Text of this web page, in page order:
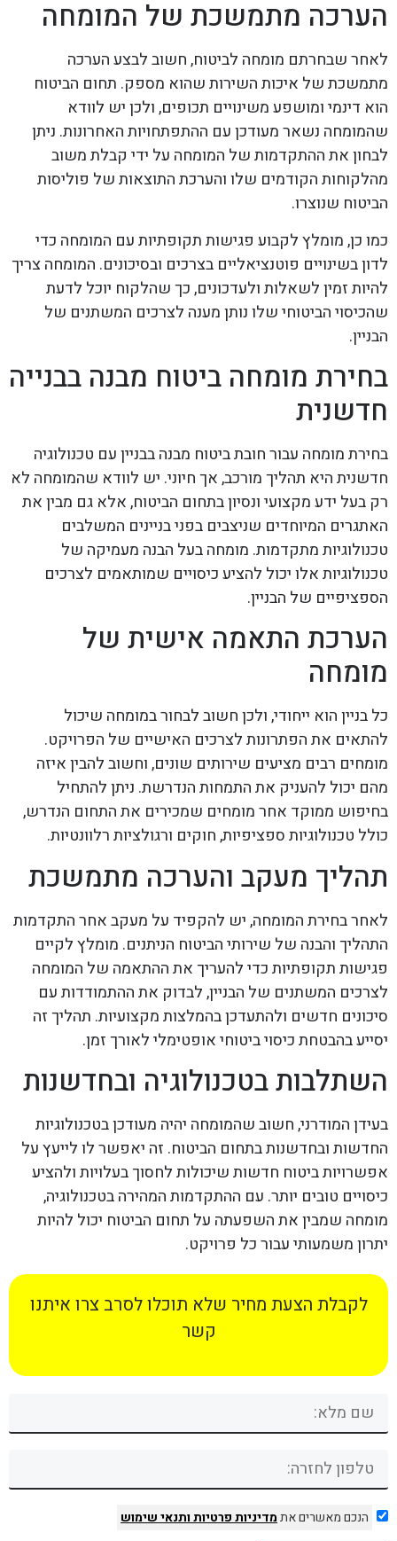
הערכה מתמשכת של המומחה
לאחר שבחרתם מומחה לביטוח, חשוב לבצע הערכה
מתמשכת של איכות השירות שהוא מספק. תחום הביטוח
הוא דינמי ומושפע משינויים תכופים, ולכן יש לוודא
שהמומחה נשאר מעודכן עם ההתפתחויות האחרונות. ניתן
לבחון את ההתקדמות של המומחה על ידי קבלת משוב
מהלקוחות הקודמים שלו והערכת התוצאות של פוליסות
הביטוח שנוצרו.
כמו כן, מומלץ לקבוע פגישות תקופתיות עם המומחה כדי
לדון בשינויים פוטנציאליים בצרכים ובסיכונים. המומחה צריך
להיות זמין לשאלות ולעדכונים, כך שהלקוח יוכל לדעת
שהכיסוי הביטוחי שלו נותן מענה לצרכים המשתנים של
הבניין.
בחירת מומחה ביטוח מבנה בבנייה
חדשנית
בחירת מומחה עבור חובת ביטוח מבנה בבניין עם טכנולוגיה
חדשנית היא תהליך מורכב, אך חיוני. יש לוודא שהמומחה לא
רק בעל ידע מקצועי ונסיון בתחום הביטוח, אלא גם מבין את
האתגרים המיוחדים שניצבים בפני בניינים המשלבים
טכנולוגיות מתקדמות. מומחה בעל הבנה מעמיקה של
טכנולוגיות אלו יכול להציע כיסויים שמותאמים לצרכים
הספציפיים של הבניין.
הערכת התאמה אישית של
מומחה
כל בניין הוא ייחודי, ולכן חשוב לבחור במומחה שיכול
להתאים את הפתרונות לצרכים האישיים של הפרויקט.
מומחים רבים מציעים שירותים שונים, וחשוב להבין איזה
מהם יכול להעניק את התמחות הנדרשת. ניתן להתחיל
בחיפוש ממוקד אחר מומחים שמכירים את התחום הנדרש,
כולל טכנולוגיות ספציפיות, חוקים ורגולציות רלוונטיות.
תהליך מעקב והערכה מתמשכת
לאחר בחירת המומחה, יש להקפיד על מעקב אחר התקדמות
התהליך והבנה של שירותי הביטוח הניתנים. מומלץ לקיים
פגישות תקופתיות כדי להעריך את ההתאמה של המומחה
לצרכים המשתנים של הבניין, לבדוק את ההתמודדות עם
סיכונים חדשים ולהתעדכן בהמלצות מקצועיות. תהליך זה
יסייע בהבטחת כיסוי ביטוחי אופטימלי לאורך זמן.
השתלבות בטכנולוגיה ובחדשנות
בעידן המודרני, חשוב שהמומחה יהיה מעודכן בטכנולוגיות
החדשות ובחדשנות בתחום הביטוח. זה יאפשר לו לייעץ על
אפשרויות ביטוח חדשות שיכולות לחסוך בעלויות ולהציע
כיסויים טובים יותר. עם ההתקדמות המהירה בטכנולוגיה,
מומחה שמבין את השפעתה על תחום הביטוח יכול להיות
יתרון משמעותי עבור כל פרויקט.
לקבלת הצעת מחיר שלא תוכלו לסרב צרו איתנו
קשר
הנכם מאשרים אתמדיניות פרטיותותנאי שימוש